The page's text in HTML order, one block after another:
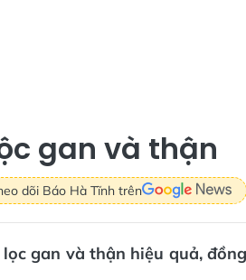
gan và thận
dõi Báo Hà Tĩnh trên
gan và thận hiệu quả, đồng